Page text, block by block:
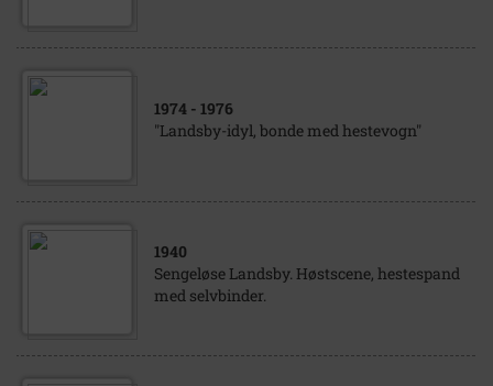
1974 - 1976
"Landsby-idyl, bonde med hestevogn"
1940
Sengeløse Landsby. Høstscene, hestespand
med selvbinder.